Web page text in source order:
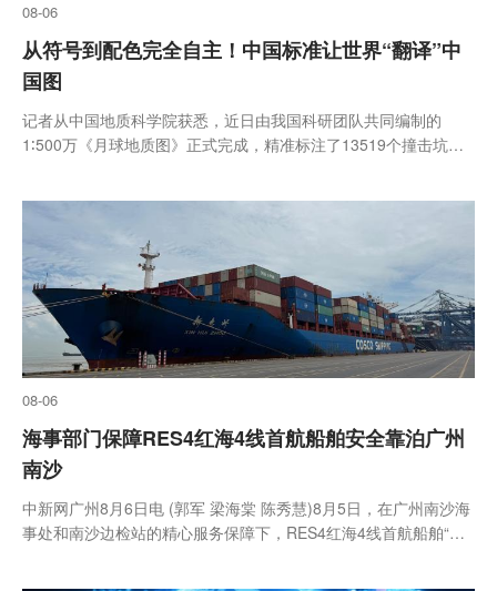
08-06
从符号到配色完全自主！中国标准让世界“翻译”中
国图
记者从中国地质科学院获悉，近日由我国科研团队共同编制的
1∶500万《月球地质图》正式完成，精准标注了13519个撞击坑、
08-06
海事部门保障RES4红海4线首航船舶安全靠泊广州
南沙
中新网广州8月6日电 (郭军 梁海棠 陈秀慧)8月5日，在广州南沙海
事处和南沙边检站的精心服务保障下，RES4红海4线首航船舶“新